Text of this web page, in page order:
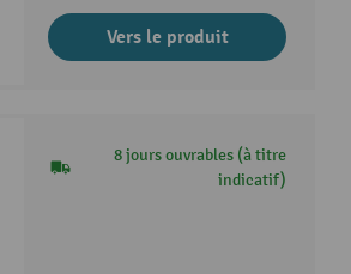
Vers le produit
8 jours ouvrables (à titre
indicatif)